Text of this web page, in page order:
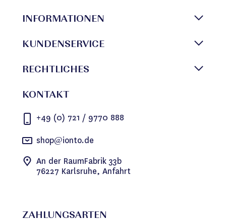
INFORMATIONEN
KUNDENSERVICE
RECHTLICHES
KONTAKT
+49 (0) 721 / 9770 888
shop@ionto.de
An der RaumFabrik 33b
76227 Karlsruhe, Anfahrt
ZAHLUNGSARTEN